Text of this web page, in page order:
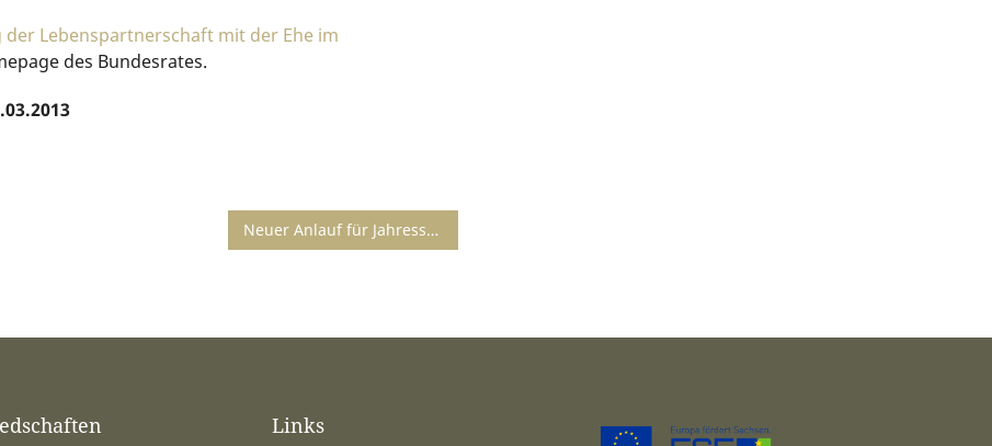
Lebenspartnerschaft mit der Ehe im
des Bundesrates.
Neuer Anlauf für Jahressteuergesetz 2013
Links